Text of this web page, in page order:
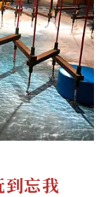
忘我